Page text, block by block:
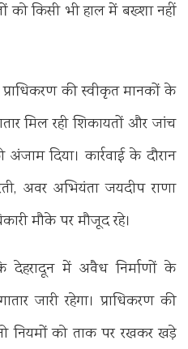
को किसी भी हाल में बख्शा नहीं
प्राधिकरण की स्वीकृत मानकों के
मिल रही शिकायतों और जांच
दिया। कार्रवाई के दौरान
अवर अभियंता जयदीप राणा
मौके पर मौजूद रहे।
देहरादून में अवैध निर्माणों के
जारी रहेगा। प्राधिकरण की
नियमों को ताक पर रखकर खड़े